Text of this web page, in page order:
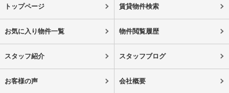
トップページ 賃貸物件検索
お気に入り物件一覧 物件閲覧履歴
スタッフ紹介 スタッフブログ
お客様の声 会社概要